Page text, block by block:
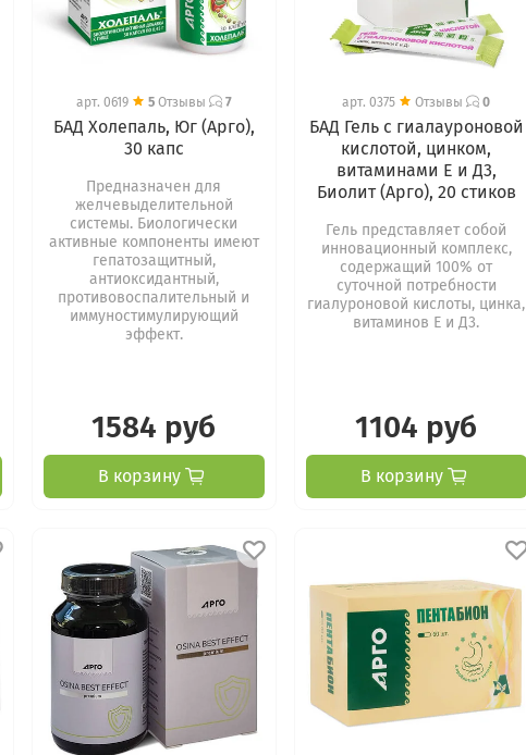
арт. 0619 5Отзывы 7
БАД Холепаль, Юг (Арго),
30 капс
Предназначен для
желчевыделительной
системы. Биологически
активные компоненты имеют
гепатозащитный,
антиоксидантный,
противовоспалительный и
иммуностимулирующий
эффект.
1584 руб
В корзину
арт.0375 Отзывы 0
БАД Гель с гиалауроновой
кислотой, цинком,
витаминами Е и Д3,
Биолит (Арго), 20 стиков
Гель представляет собой
инновационный комплекс,
содержащий 100% от
суточной потребности
гиалуроновой кислоты, цинка,
витаминов Е и Д3.
1104 руб
В корзину